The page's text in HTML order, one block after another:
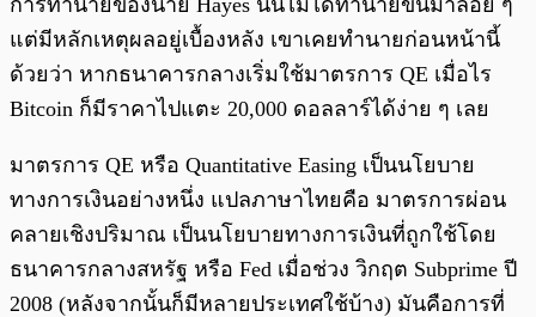
แต่มีหลักเหตุผลอยู่เบื้องหลัง เขาเคยทำนายก่อนหน้านี้
ด้วยว่า หากธนาคารกลางเริ่มใช้มาตรการ QE เมื่อไร
Bitcoin ก็มีราคาไปแตะ 20,000 ดอลลาร์ได้ง่าย ๆ เลย
มาตรการ QE หรือ Quantitative Easing เป็นนโยบาย
ทางการเงินอย่างหนึ่ง แปลภาษาไทยคือ มาตรการผ่อน
คลายเชิงปริมาณ เป็นนโยบายทางการเงินที่ถูกใช้โดย
ธนาคารกลางสหรัฐ หรือ Fed เมื่อช่วง วิกฤต Subprime ปี
2008 (หลังจากนั้นก็มีหลายประเทศใช้บ้าง) มันคือการที่